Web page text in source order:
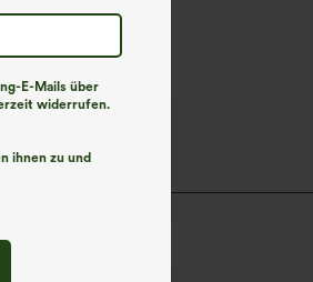
E-Mails über
widerrufen.
ihnen zu und